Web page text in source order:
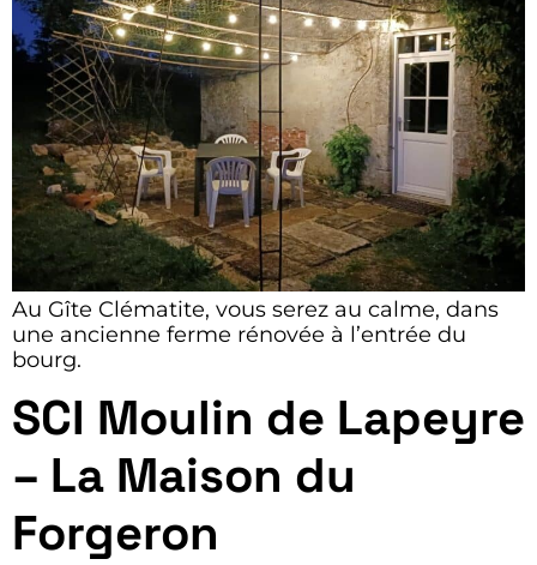
Au Gîte Clématite, vous serez au calme, dans
une ancienne ferme rénovée à l’entrée du
bourg.
SCI Moulin de Lapeyre
– La Maison du
Forgeron